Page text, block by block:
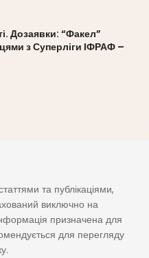
Дозаявки: “Факел”
з Суперліги ІФРАФ –
та публікаціями,
виключно на
призначена для
для перегляду